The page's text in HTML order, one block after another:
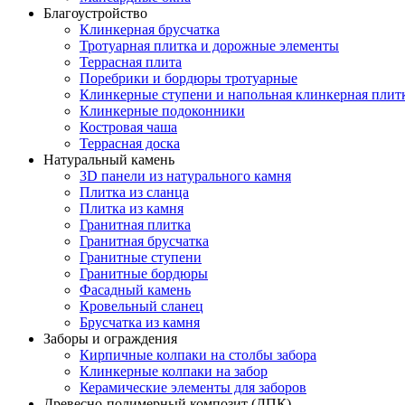
Благоустройство
Клинкерная брусчатка
Тротуарная плитка и дорожные элементы
Террасная плита
Поребрики и бордюры тротуарные
Клинкерные ступени и напольная клинкерная
Клинкерные подоконники
Костровая чаша
Террасная доска
Натуральный камень
3D панели из натурального камня
Плитка из сланца
Плитка из камня
Гранитная плитка
Гранитная брусчатка
Гранитные ступени
Гранитные бордюры
Фасадный камень
Кровельный сланец
Брусчатка из камня
Заборы и ограждения
Кирпичные колпаки на столбы забора
Клинкерные колпаки на забор
Керамические элементы для заборов